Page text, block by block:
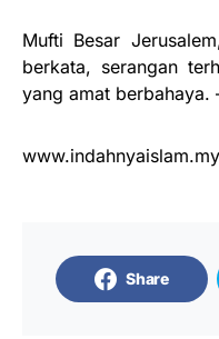
Mufti Besar
berkata, serangan
yang amat berbahaya.
www.indahnyaislam.my
Share